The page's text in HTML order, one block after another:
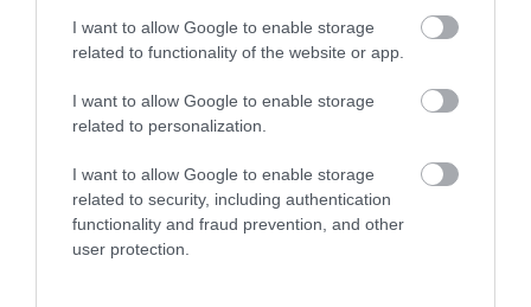
I want to allow Google to enable storage
related to functionality of the website or app.
I want to allow Google to enable storage
related to personalization.
I want to allow Google to enable storage
related to security, including authentication
functionality and fraud prevention, and other
user protection.
Megjelent az első kép az Infiniti QX50